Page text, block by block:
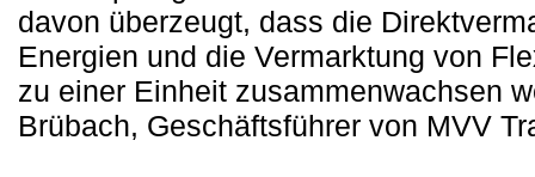
davon überzeugt, dass die
Energien und die Vermarktung von
zu einer Einheit zusammenwachsen
Brübach, Geschäftsführer von MVV